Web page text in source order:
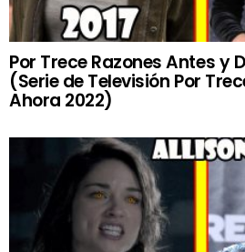
Por Trece Razones Antes y
(Serie de Televisión Por
Ahora 2022)